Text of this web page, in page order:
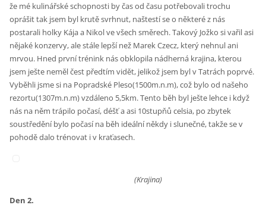
že mé kulinářské schopnosti by čas od času potřebovali trochu
oprášit tak jsem byl krutě svrhnut, naštestí se o některé z nás
postarali holky Kája a Nikol ve všech směrech. Takový Jožko si vařil asi
nějaké konzervy, ale stále lepší než Marek Czecz, který nehnul ani
mrvou. Hned první trénink nás obklopila nádherná krajina, kterou
jsem ješte neměl čest předtím vidět, jelikož jsem byl v Tatrách poprvé.
Vyběhli jsme si na Popradské Pleso(1500m.n.m), což bylo od našeho
rezortu(1307m.n.m) vzdáleno 5,5km. Tento běh byl ješte lehce i když
nás na něm trápilo počasí, déšť a asi 10stupňů celsia, po zbytek
soustředění bylo počasí na běh ideální někdy i slunečné, takže se v
pohodě dalo trénovat i v kraťasech.
(Krajina)
Den 2.